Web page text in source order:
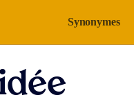
Synonymes